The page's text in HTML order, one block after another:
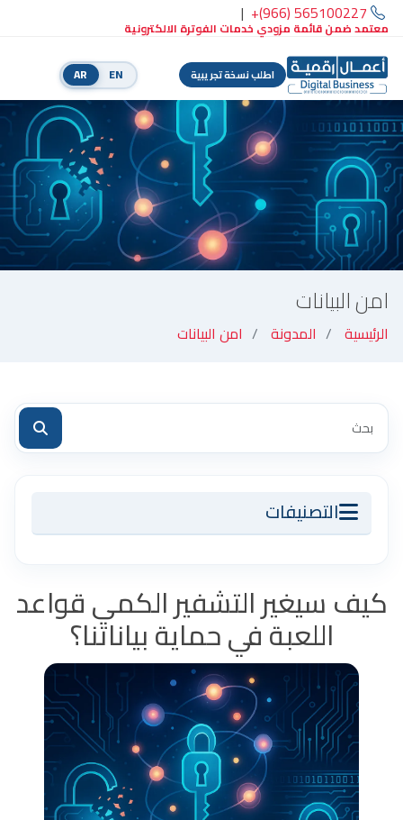
+(966) 565100227
|
معتمد ضمن قائمة مزودي خدمات الفوترة الالكترونية
اطلب نسخة تجريبية EN
AR
امن البيانات
الرئيسية المدونة امن البيانات
التصنيفات
كيف سيغير التشفير الكمي قواعد
اللعبة في حماية بياناتنا؟